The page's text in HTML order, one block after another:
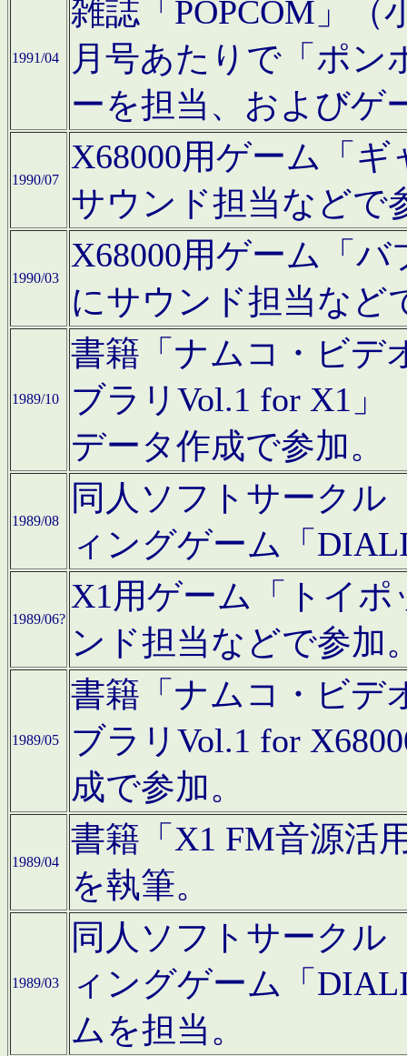
1991/04
雑誌「POPCOM」（
月号あたりで「ポン
ーを担当、およびゲ
1990/07
X68000用ゲーム「
サウンド担当などで
1990/03
X68000用ゲーム「
にサウンド担当など
1989/10
書籍「ナムコ・ビデ
ブラリVol.1 for X1」
データ作成で参加。
1989/08
同人ソフトサークル
ィングゲーム「
1989/06?
X1用ゲーム「トイ
ンド担当などで参加
1989/05
書籍「ナムコ・ビデ
ブラリVol.1 for
成で参加。
1989/04
書籍「X1 FM音源活
を執筆。
1989/03
同人ソフトサークル
ィングゲーム「
ムを担当。